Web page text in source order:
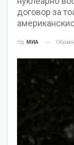
договор за
Од МИА